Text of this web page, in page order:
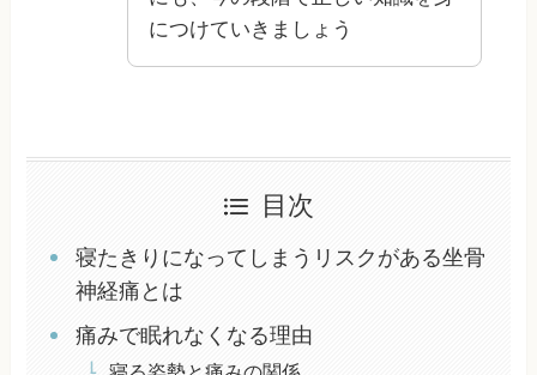
につけていきましょう
目次
寝たきりになってしまうリスクがある坐骨
神経痛とは
痛みで眠れなくなる理由